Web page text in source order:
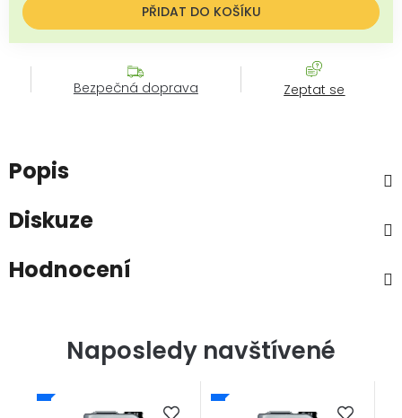
PŘIDAT DO KOŠÍKU
Bezpečná doprava Zeptat se
Popis
Diskuze
Hodnocení
Naposledy navštívené